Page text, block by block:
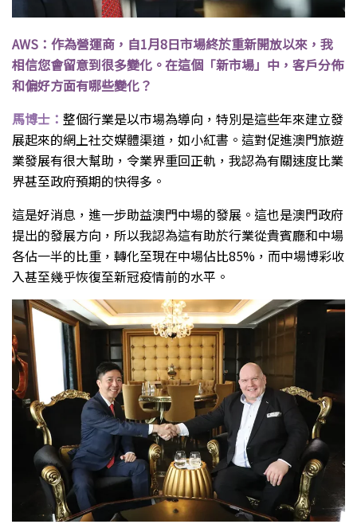
AWS：作為營運商，自1月8日市場終於重新開放以來，我
相信您會留意到很多變化。在這個「新市場」中，客戶分佈
和偏好方面有哪些變化？
馬博士： 整個行業是以市場為導向，特別是這些年來建立發
展起來的網上社交媒體渠道，如小紅書。這對促進澳門旅遊
業發展有很大幫助，令業界重回正軌，我認為有關速度比業
界甚至政府預期的快得多。
這是好消息，進一步助益澳門中場的發展。這也是澳門政府
提出的發展方向，所以我認為這有助於行業從貴賓廳和中場
各佔一半的比重，轉化至現在中場佔比85%，而中場博彩收
入甚至幾乎恢復至新冠疫情前的水平。